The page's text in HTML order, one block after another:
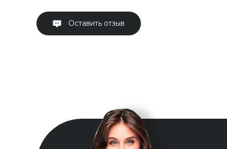
Оставить отзыв